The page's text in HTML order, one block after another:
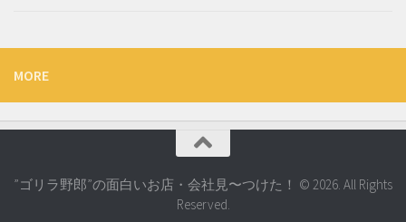
MORE
”ゴリラ野郎”の面白いお店・会社見〜つけた！ © 2026. All Rights
Reserved.